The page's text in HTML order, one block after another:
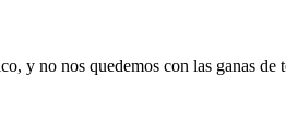
y no nos quedemos con las ganas de